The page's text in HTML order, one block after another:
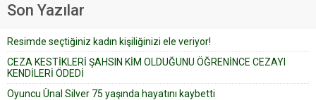
yapıştırdığı için düğünden...
Son Yazılar
Resimde seçtiğiniz kadın kişiliğinizi ele veriyor!
CEZA KESTİKLERİ ŞAHSIN KİM OLDUĞUNU ÖĞRENİNCE CEZAYI
KENDİLERİ ÖDEDİ
Oyuncu Ünal Silver 75 yaşında hayatını kaybetti